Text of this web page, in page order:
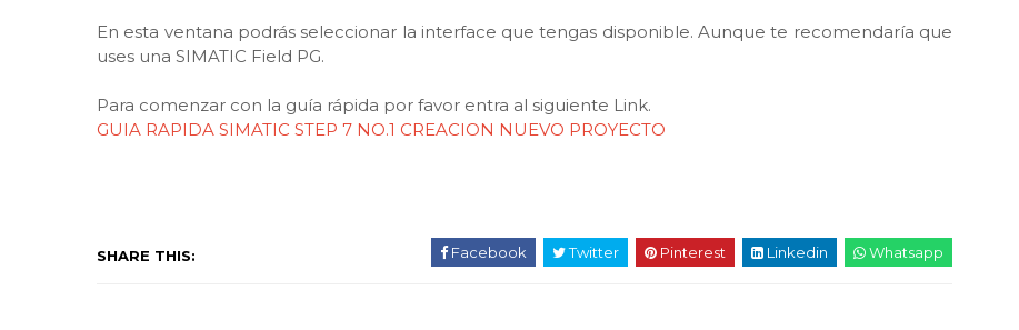
En esta ventana podrás seleccionar la interface que tengas disponible. Aunque te recomendaría que
uses una SIMATIC Field PG.
Para comenzar con la guía rápida por favor entra al siguiente Link.
GUIA RAPIDA SIMATIC STEP 7 NO.1 CREACION NUEVO PROYECTO
SHARE THIS: Facebook Twitter Pinterest Linkedin Whatsapp